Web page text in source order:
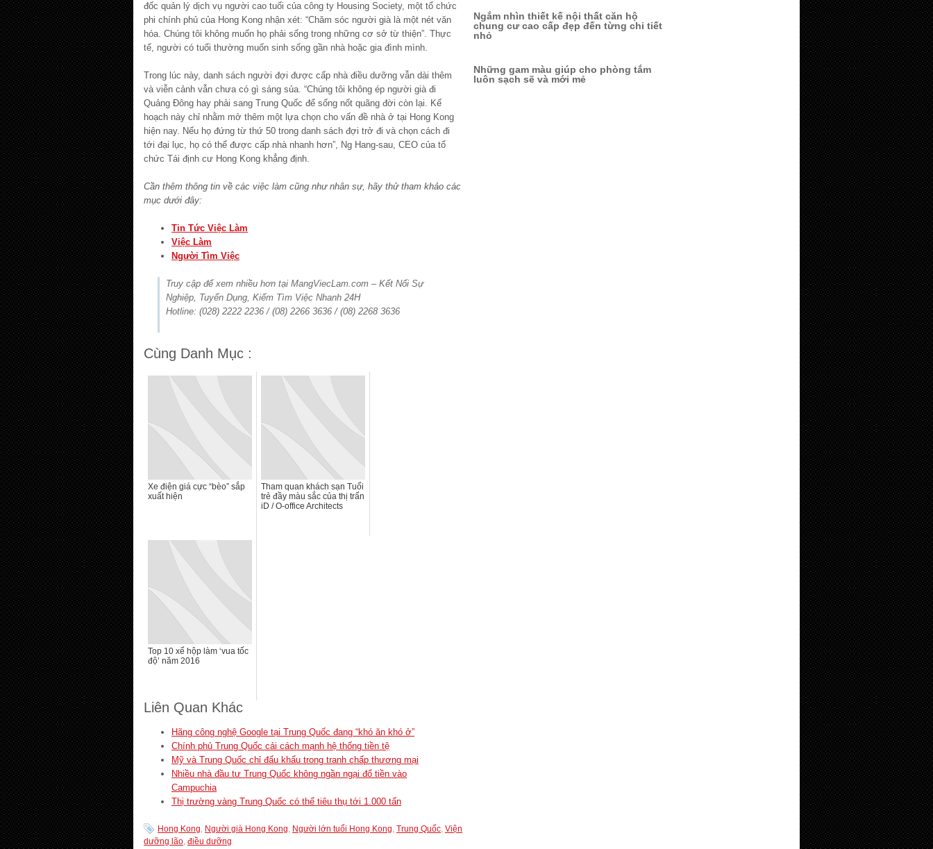
đốc quản lý dịch vụ người cao tuổi của công ty Housing Society, một tổ chức
phi chính phủ của Hong Kong nhận xét: “Chăm sóc người già là một nét văn
hóa. Chúng tôi không muốn họ phải sống trong những cơ sở từ thiện”. Thực
tế, người có tuổi thường muốn sinh sống gần nhà hoặc gia đình mình.
Trong lúc này, danh sách người đợi được cấp nhà điều dưỡng vẫn dài thêm
và viễn cảnh vẫn chưa có gì sáng sủa. “Chúng tôi không ép người già đi
Quảng Đông hay phải sang Trung Quốc để sống nốt quãng đời còn lại. Kế
hoạch này chỉ nhằm mở thêm một lựa chọn cho vấn đề nhà ở tại Hong Kong
hiện nay. Nếu họ đứng từ thứ 50 trong danh sách đợi trở đi và chọn cách đi
tới đại lục, họ có thể được cấp nhà nhanh hơn”, Ng Hang-sau, CEO của tổ
chức Tái định cư Hong Kong khẳng định.
Cần thêm thông tin về các việc làm cũng như nhân sự, hãy thử tham khảo các
mục dưới đây:
Tin Tức Việc Làm
Việc Làm
Người Tìm Việc
Truy cập để xem nhiều hơn tại MangViecLam.com – Kết Nối Sự
Nghiệp, Tuyển Dụng, Kiếm Tìm Việc Nhanh 24H
Hotline: (028) 2222 2236 / (08) 2266 3636 / (08) 2268 3636
Cùng Danh Mục :
Xe điện giá cực “bèo” sắp
xuất hiện
Tham quan khách sạn Tuổi
trẻ đầy màu sắc của thị trấn
iD / O-office Architects
Top 10 xế hộp làm ‘vua tốc
độ’ năm 2016
Liên Quan Khác
Hãng công nghệ Google tại Trung Quốc đang “khó ăn khó ở”
Chính phủ Trung Quốc cải cách mạnh hệ thống tiền tệ
Mỹ và Trung Quốc chỉ đấu khẩu trong tranh chấp thương mại
Nhiều nhà đầu tư Trung Quốc không ngần ngại đổ tiền vào
Campuchia
Thị trường vàng Trung Quốc có thể tiêu thụ tới 1.000 tấn
Hong Kong, Người già Hong Kong, Người lớn tuổi Hong Kong, Trung Quốc, Viện
dưỡng lão, điều dưỡng
Ngắm nhìn thiết kế nội thất căn hộ
chung cư cao cấp đẹp đến từng chi tiết
nhỏ
Những gam màu giúp cho phòng tắm
luôn sạch sẽ và mới mẻ